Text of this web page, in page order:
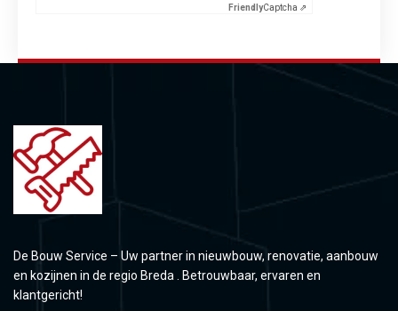
FriendlyCaptcha ⇗
De Bouw Service – Uw partner in nieuwbouw, renovatie, aanbouw
en kozijnen in de regio Breda . Betrouwbaar, ervaren en
klantgericht!